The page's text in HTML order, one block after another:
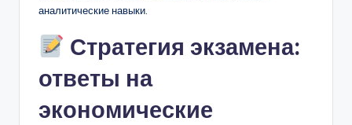
аналитические навыки.
Стратегия экзамена:
ответы на
экономические